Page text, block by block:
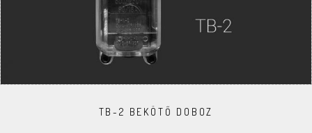
TB-2 BEKÖTŐ DOBOZ